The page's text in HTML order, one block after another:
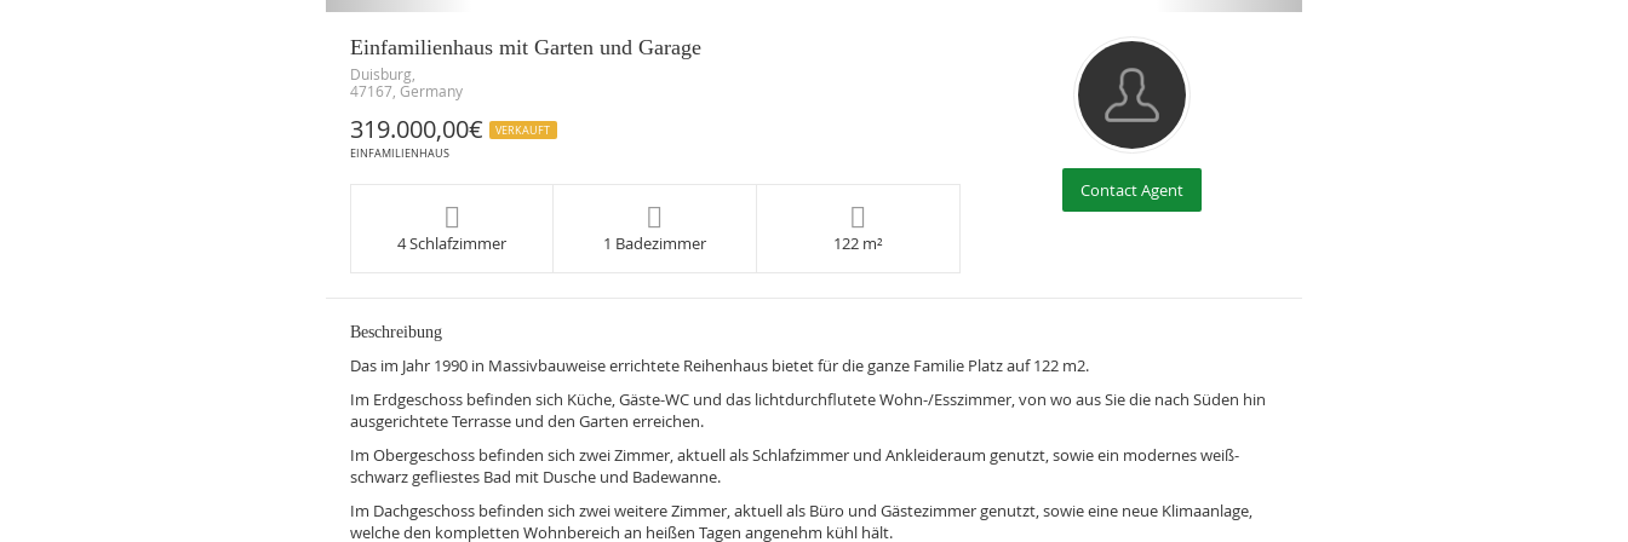
Einfamilienhaus mit Garten und Garage
Duisburg,
47167, Germany
319.000,00€
VERKAUFT
EINFAMILIENHAUS
4 Schlafzimmer 1 Badezimmer 122 m²
Contact Agent
Beschreibung
Das im Jahr 1990 in Massivbauweise errichtete Reihenhaus bietet für die ganze Familie Platz auf 122 m2.
Im Erdgeschoss befinden sich Küche, Gäste-WC und das lichtdurchflutete Wohn-/Esszimmer, von wo aus Sie die nach Süden hin
ausgerichtete Terrasse und den Garten erreichen.
Im Obergeschoss befinden sich zwei Zimmer, aktuell als Schlafzimmer und Ankleideraum genutzt, sowie ein modernes weiß-
schwarz gefliestes Bad mit Dusche und Badewanne.
Im Dachgeschoss befinden sich zwei weitere Zimmer, aktuell als Büro und Gästezimmer genutzt, sowie eine neue Klimaanlage,
welche den kompletten Wohnbereich an heißen Tagen angenehm kühl hält.